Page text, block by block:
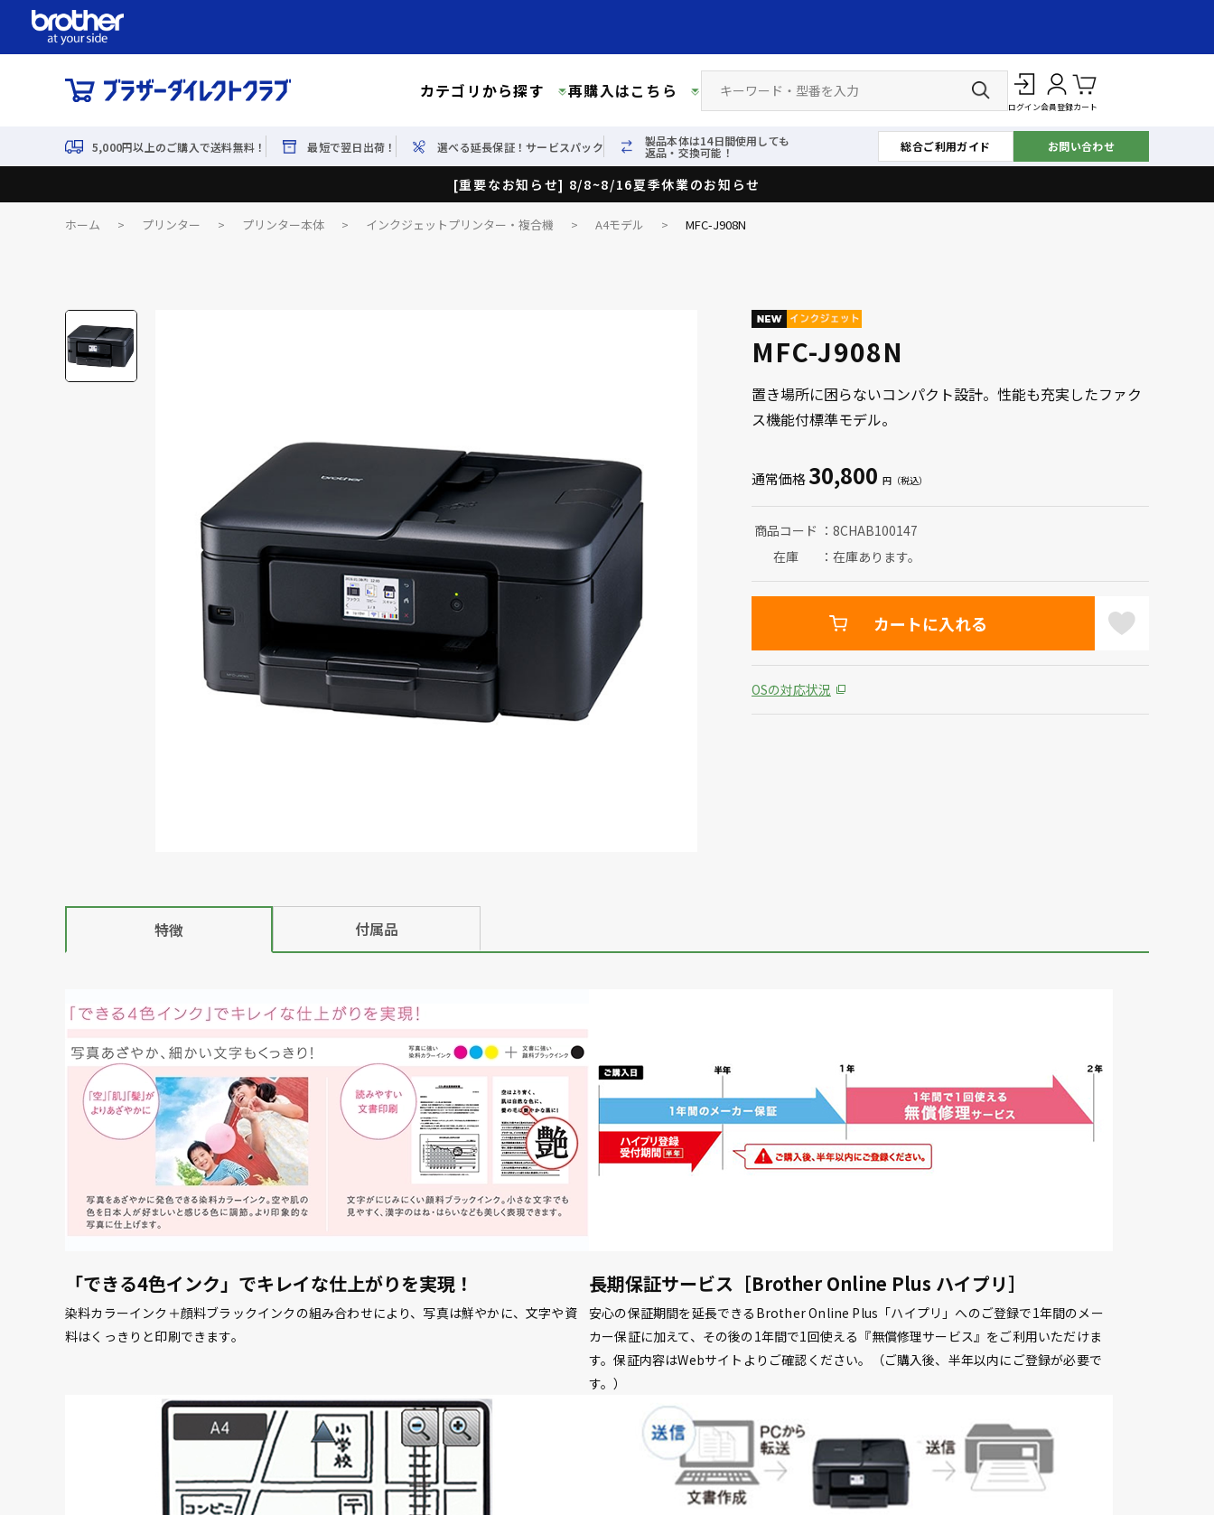
カテゴリから探す 再購入はこちら
ログイン会員登録カート
5,000円以上のご購入で送料無料！ 最短で翌日出荷！ 選べる延長保証！サービスパック 製品本体は14日間使用しても
返品・交換可能！ 総合ご利用ガイド お問い合わせ
[重要なお知らせ] 8/8~8/16夏季休業のお知らせ
ホーム > プリンター > プリンター本体 > インクジェットプリンター・複合機 > A4モデル > MFC-J908N
MFC-J908N
置き場所に困らないコンパクト設計。性能も充実したファク
ス機能付標準モデル。
通常価格30,800
商品コード
8CHAB100147
在庫
在庫あります。
カートに入れる
OSの対応状況
特徴 付属品
「できる4色インク」でキレイな仕上がりを実現！
染料カラーインク＋顔料ブラックインクの組み合わせにより、写真は鮮やかに、文字や資
料はくっきりと印刷できます。
長期保証サービス［Brother Online Plus ハイプリ］
安心の保証期間を延長できるBrother Online Plus「ハイプリ」へのご登録で1年間のメー
カー保証に加えて、その後の1年間で1回使える『無償修理サービス』をご利用いただけま
す。保証内容はWebサイトよりご確認ください。（ご購入後、半年以内にご登録が必要で
す。）